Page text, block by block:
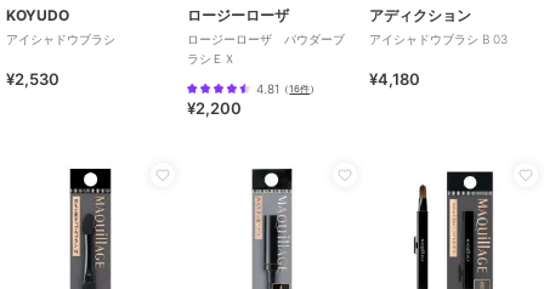
KOYUDO
アイシャドウブラシ
¥2,530
ロージーローザ
ロージーローザ パウダーブ
ラシＥＸ
4.81 （16件）
¥2,200
アディクション
アイシャドウブラシ B 03
¥4,180